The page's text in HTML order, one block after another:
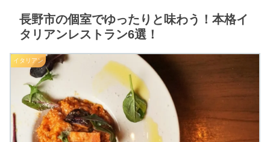
長野市の個室でゆったりと味わう！本格イ
タリアンレストラン6選！
イタリアン